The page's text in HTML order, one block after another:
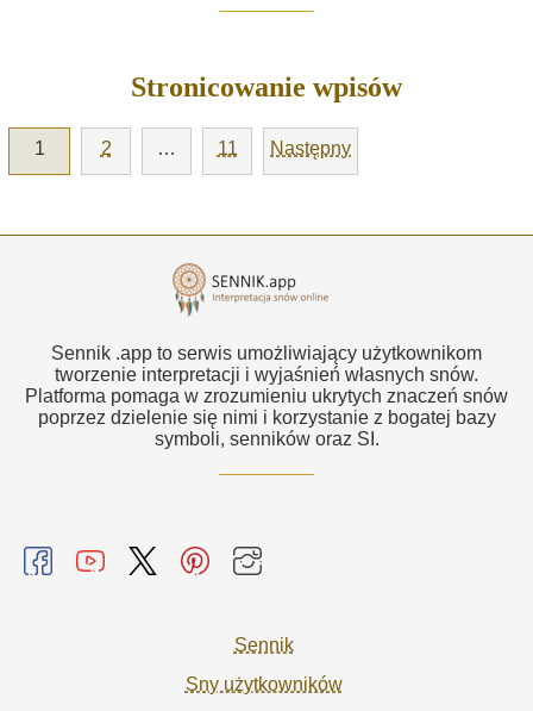
Stronicowanie wpisów
1 2 … 11 Następny
Sennik .app to serwis umożliwiający użytkownikom
tworzenie interpretacji i wyjaśnień własnych snów.
Platforma pomaga w zrozumieniu ukrytych znaczeń snów
poprzez dzielenie się nimi i korzystanie z bogatej bazy
symboli, senników oraz SI.
Sennik
Sny użytkowników